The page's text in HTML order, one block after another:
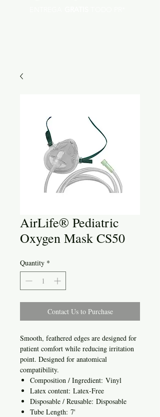
AirLife® Pediatric
Oxygen Mask CS50
Quantity *
Contact Us to Purchase
Smooth, feathered edges are designed for
patient comfort while reducing irritation
point. Designed for anatomical
compatibility.
Composition / Ingredient: Vinyl
Latex content: Latex-Free
Disposable / Reusable: Disposable
Tube Length: 7'